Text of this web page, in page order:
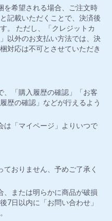
を希望される場合、ご注文時
記載いただくことで、決済後
。 ただし、「クレジットカ
以外のお支払い方法では、決
対応は不可とさせていただき
、「購入履歴の確認」「お客
歴の確認」などが行えるよう
は「マイページ」よりいつで
おりません、予めご了承く
、または明らかに商品が破損
7日以内に「お問い合わせ」